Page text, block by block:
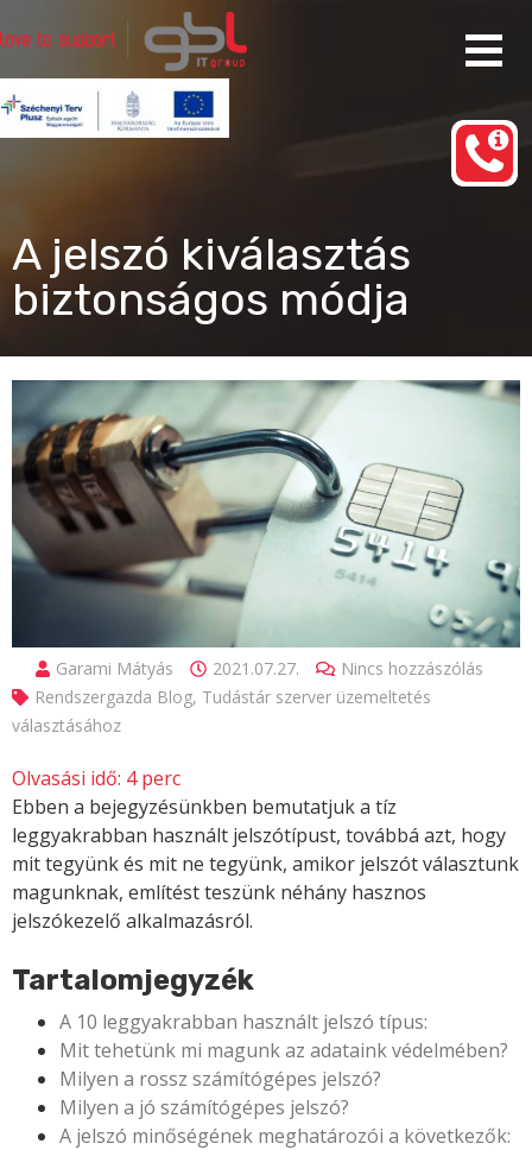
Rendszergazda Szolgáltatás Budapest
gbl IT group
a
A jelszó kiválasztás
biztonságos módja
Garami Mátyás 2021.07.27.
Nincs hozzászólás
Rendszergazda Blog, Tudástár szerver üzemeltetés
választásához
Olvasási idő: 4 perc
Ebben a bejegyzésünkben bemutatjuk a tíz
leggyakrabban használt jelszótípust, továbbá azt, hogy
mit tegyünk és mit ne tegyünk, amikor jelszót választunk
magunknak, említést teszünk néhány hasznos
jelszókezelő alkalmazásról.
Tartalomjegyzék
A 10 leggyakrabban használt jelszó típus:
Mit tehetünk mi magunk az adataink védelmében?
Milyen a rossz számítógépes jelszó?
Milyen a jó számítógépes jelszó?
A jelszó minőségének meghatározói a következők: